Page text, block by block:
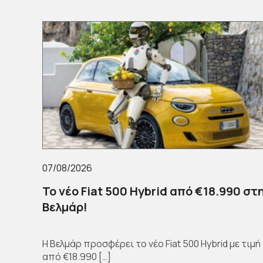
07/08/2026
Το νέο Fiat 500 Hybrid από €18.990
Βελμάρ!
Η Βελμάρ προσφέρει το νέο Fiat 500 Hybrid με τιμή
από €18.990 […]